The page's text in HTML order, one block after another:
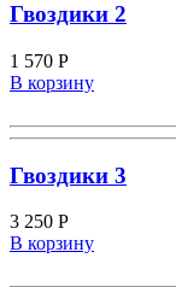
Гвоздики 2
1 570 Р
В корзину
Гвоздики 3
3 250 Р
В корзину